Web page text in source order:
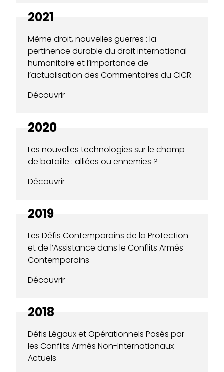
2021
Même droit, nouvelles guerres : la
pertinence durable du droit international
humanitaire et l’importance de
l’actualisation des Commentaires du CICR
Découvrir
2020
Les nouvelles technologies sur le champ
de bataille : alliées ou ennemies ?
Découvrir
2019
Les Défis Contemporains de la Protection
et de l’Assistance dans le Conflits Armés
Contemporains
Découvrir
2018
Défis Légaux et Opérationnels Posés par
les Conflits Armés Non-Internationaux
Actuels